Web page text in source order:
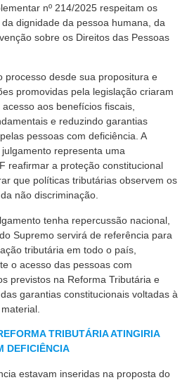
nº 214/2025 respeitam os
dignidade da pessoa humana, da
sobre os Direitos das Pessoas
processo desde sua propositura e
promovidas pela legislação criaram
aos benefícios fiscais,
e reduzindo garantias
pessoas com deficiência. A
representa uma
reafirmar a proteção constitucional
que políticas tributárias observem os
não discriminação.
tenha repercussão nacional,
Supremo servirá de referência para
tributária em todo o país,
o acesso das pessoas com
previstos na Reforma Tributária e
garantias constitucionais voltadas à
TRIBUTÁRIA ATINGIRIA
DEFICIÊNCIA
estavam inseridas na proposta do